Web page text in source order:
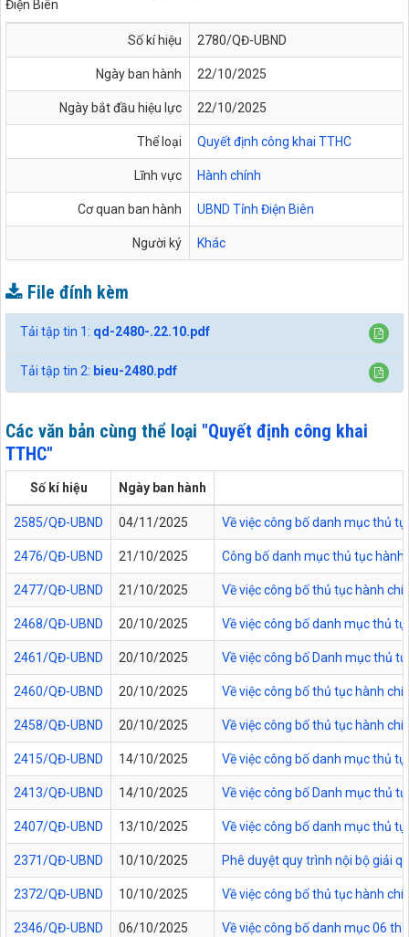
Điện Biên
Số kí hiệu 2780/QĐ-UBND
Ngày ban hành 22/10/2025
Ngày bắt đầu hiệu lực 22/10/2025
Thể loại Quyết định công khai TTHC
Lĩnh vực Hành chính
Cơ quan ban hành UBND Tỉnh Điện Biên
Người ký Khác
File đính kèm
Tải tập tin 1: qd-2480-.22.10.pdf
Tải tập tin 2: bieu-2480.pdf
Các văn bản cùng thể loại "Quyết định công khai
TTHC"
Số kí hiệu Ngày ban hành
2585/QĐ-UBND 04/11/2025 Về việc công bố danh mục thủ
2476/QĐ-UBND 21/10/2025 Công bố danh mục thủ tục
2477/QĐ-UBND 21/10/2025 Về việc công bố thủ tục hành
2468/QĐ-UBND 20/10/2025 Về việc công bố danh mục thủ
2461/QĐ-UBND 20/10/2025 Về việc công bố Danh mục thủ
2460/QĐ-UBND 20/10/2025 Về việc công bố thủ tục hành
2458/QĐ-UBND 20/10/2025 Về việc công bố thủ tục hành
2415/QĐ-UBND 14/10/2025 Về việc công bố danh mục thủ
2413/QĐ-UBND 14/10/2025 Về việc công bố Danh mục thủ
2407/QĐ-UBND 13/10/2025 Về việc công bố danh mục thủ
2371/QĐ-UBND 10/10/2025 Phê duyệt quy trình nội bộ giải
2372/QĐ-UBND 10/10/2025 Về việc công bố thủ tục hành
2346/QĐ-UBND 06/10/2025 Về việc công bố danh mục 06